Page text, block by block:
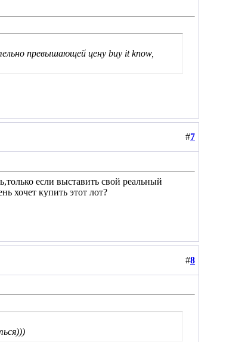
превышающей цену buy it know,
#7
если выставить свой реальный
хочет купить этот лот?
#8